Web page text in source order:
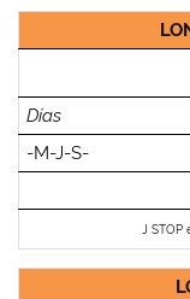
Días
-M-J-S-
J STOP